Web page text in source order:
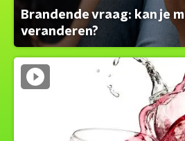
Brandende vraag: kan je
veranderen?